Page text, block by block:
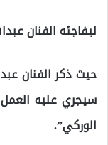
ليفاجئه الفنان
حيث ذكر الفنان
سيجري عليه
الوركي”.